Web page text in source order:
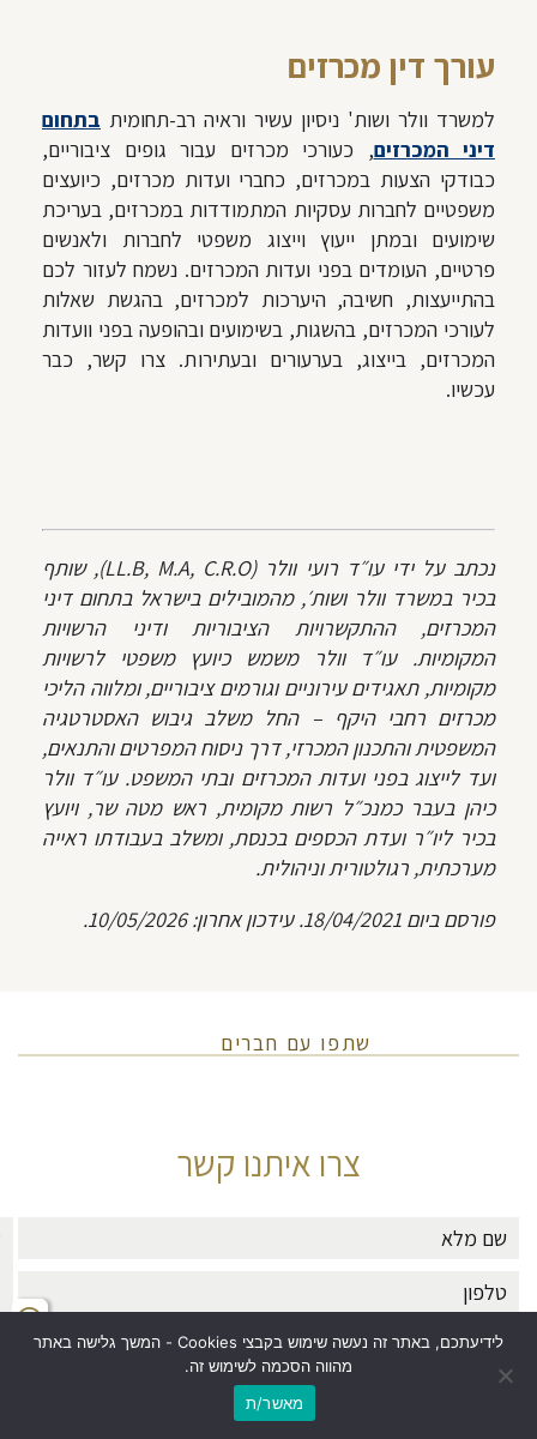
עורך דין מכרזים
למשרד וולר ושות' ניסיון עשיר וראיה רב-תחומית בתחום
דיני המכרזים, כעורכי מכרזים עבור גופים ציבוריים,
כבודקי הצעות במכרזים, כחברי ועדות מכרזים, כיועצים
משפטיים לחברות עסקיות המתמודדות במכרזים, בעריכת
שימועים ובמתן ייעוץ וייצוג משפטי לחברות ולאנשים
פרטיים, העומדים בפני ועדות המכרזים. נשמח לעזור לכם
בהתייעצות, חשיבה, היערכות למכרזים, בהגשת שאלות
לעורכי המכרזים, בהשגות, בשימועים ובהופעה בפני וועדות
המכרזים, בייצוג, בערעורים ובעתירות. צרו קשר, כבר
עכשיו.
נכתב על ידי עו״ד רועי וולר (LL.B, M.A, C.R.O), שותף
בכיר במשרד וולר ושות׳, מהמובילים בישראל בתחום דיני
המכרזים, ההתקשרויות הציבוריות ודיני הרשויות
המקומיות. עו״ד וולר משמש כיועץ משפטי לרשויות
מקומיות, תאגידים עירוניים וגורמים ציבוריים, ומלווה הליכי
מכרזים רחבי היקף – החל משלב גיבוש האסטרטגיה
המשפטית והתכנון המכרזי, דרך ניסוח המפרטים והתנאים,
ועד לייצוג בפני ועדות המכרזים ובתי המשפט.עו״ד וולר
כיהן בעבר כמנכ״ל רשות מקומית, ראש מטה שר, ויועץ
בכיר ליו״ר ועדת הכספים בכנסת, ומשלב בעבודתו ראייה
מערכתית, רגולטורית וניהולית.
פורסם ביום 18/04/2021. עידכון אחרון: 10/05/2026.
שתפו עם חברים
צרו איתנו קשר
לידיעתכם, באתר זה נעשה שימוש בקבצי Cookies - המשך גלישה באתר
מהווה הסכמה לשימוש זה.
מאשר/ת